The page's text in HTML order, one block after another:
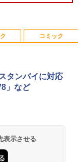
6500Y メモリ
付き 日本語キーボ
office2024付き 初
無線機能 超軽量 P
応援
まで】AOPEN ゲ
インチ IPS フル
165Hz 対応) 0.
1.2 ス
ン端子搭載 ゼロフ
(Bluetooth 6.1)【完
ルトラノイズキャン
ント接続 / 最大40時
Milli, ATL Jacob
Milli, ATL Jacob
ルレス 500ml ×24本
ム含有 水 ミネラル
静岡県産 500ミリリ
コミック
デジタル版ビッグガ
(角川コミックス・
タンバイに対応
」など
表示させる